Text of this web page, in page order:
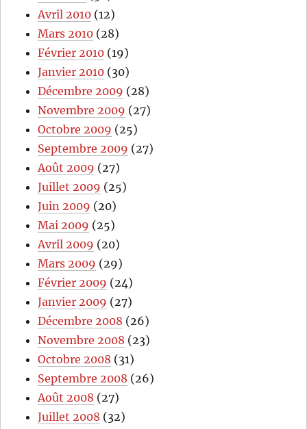
Avril 2010 (12)
Mars 2010 (28)
Février 2010 (19)
Janvier 2010 (30)
Décembre 2009 (28)
Novembre 2009 (27)
Octobre 2009 (25)
Septembre 2009 (27)
Août 2009 (27)
Juillet 2009 (25)
Juin 2009 (20)
Mai 2009 (25)
Avril 2009 (20)
Mars 2009 (29)
Février 2009 (24)
Janvier 2009 (27)
Décembre 2008 (26)
Novembre 2008 (23)
Octobre 2008 (31)
Septembre 2008 (26)
Août 2008 (27)
Juillet 2008 (32)